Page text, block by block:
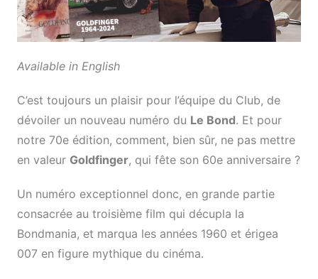
Available in English
C’est toujours un plaisir pour l’équipe du Club, de
dévoiler un nouveau numéro du Le Bond. Et pour
notre 70e édition, comment, bien sûr, ne pas mettre
en valeur Goldfinger, qui fête son 60e anniversaire ?
Un numéro exceptionnel donc, en grande partie
consacrée au troisième film qui décupla la
Bondmania, et marqua les années 1960 et érigea
007 en figure mythique du cinéma.